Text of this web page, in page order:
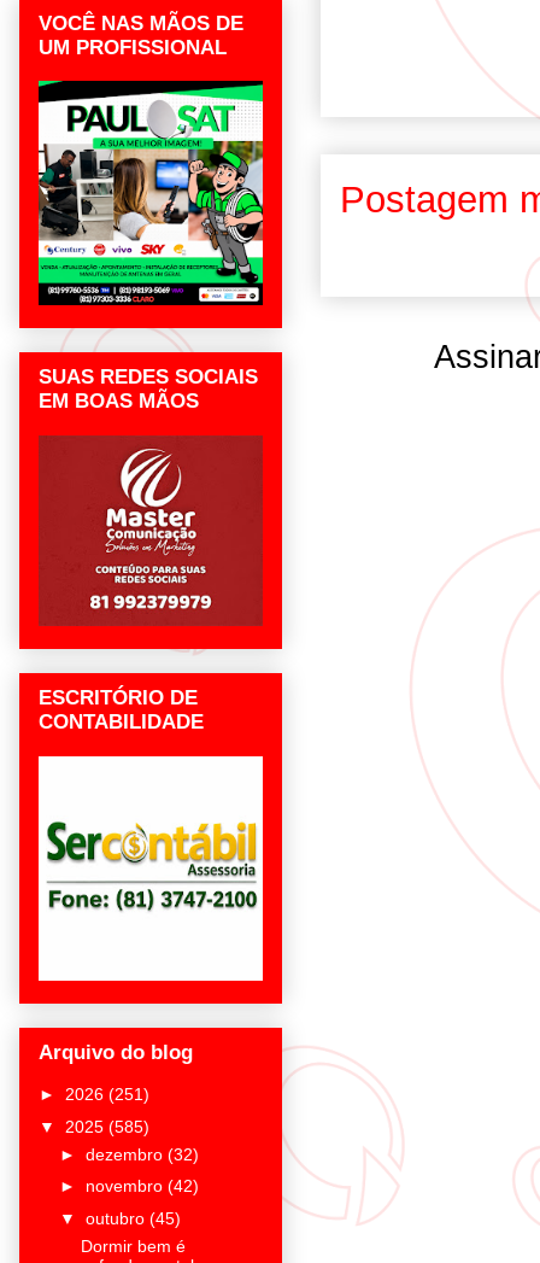
Postagem
VOCÊ NAS MÃOS DE
UM PROFISSIONAL
SUAS REDES SOCIAIS
EM BOAS MÃOS
ESCRITÓRIO DE
CONTABILIDADE
Arquivo do blog
► 2026 (251)
▼ 2025 (585)
► dezembro (32)
► novembro (42)
▼ outubro (45)
Dormir bem é